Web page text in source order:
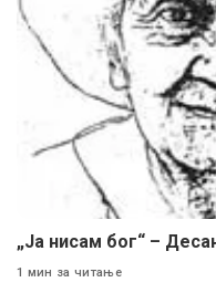
„Ја нисам бог“ –
1 мин за читање